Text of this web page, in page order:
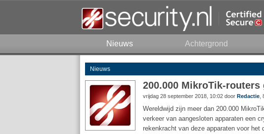
Nieuws Achtergrond
Nieuws
200.000 MikroTik-
vrijdag 28 september 2018, 10:02 door Redactie ,
Wereldwijd zijn meer dan 200.000
verkeer van aangesloten apparaten een
rekenkracht van deze apparaten voor het